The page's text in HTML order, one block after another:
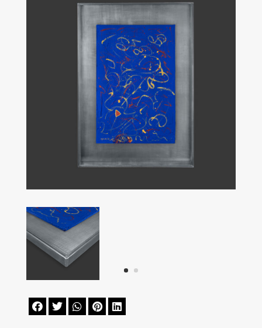
    